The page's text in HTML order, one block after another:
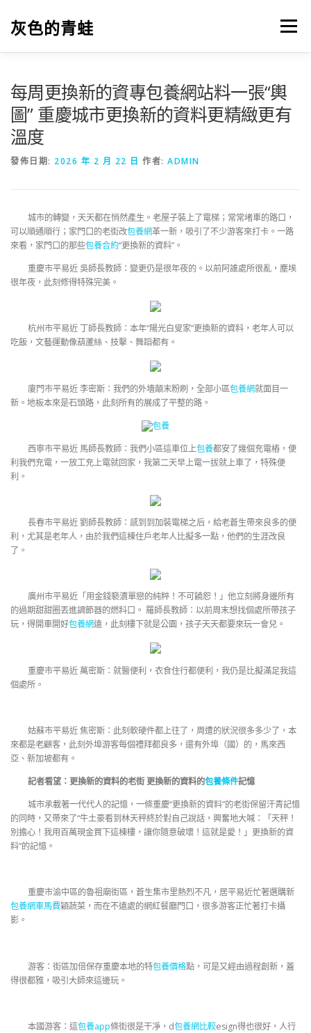
灰色的青蛙 選單
每周更換新的資專包養網站料一張“輿
圖” 重慶城市更換新的資料更精緻更有
溫度
發佈日期: 2026 年 2 月 22 日 作者: ADMIN
城市的轉變，天天都在悄然產生。老屋子裝上了電梯；常常堵車的路口，
可以順通順行；家門口的老街改包養網革一新，吸引了不少游客來打卡。一路
來看，家門口的那些包養合約“更換新的資料”。
重慶市平易近 吳師長教師：變更仍是很年夜的。以前阿誰處所很亂，塵埃
很年夜，此刻修得特殊完美。
杭州市平易近 丁師長教師：本年“陽光白叟家”更換新的資料，老年人可以
吃飯，文藝運動像葫蘆絲、技擊、舞蹈都有。
廈門市平易近 李密斯：我們的外墻顛末粉刷，全部小區包養網就面目一
新。地板本來是石頭路，此刻所有的展成了平整的路。
包養
西寧市平易近 馬師長教師：我們小區這車位上包養都安了幾個充電樁，便
利我們充電，一放工充上電就回家，我第二天早上電一拔就上車了，特殊便
利。
長春市平易近 劉師長教師：感到到加裝電梯之后，給老蒼生帶來良多的便
利，尤其是老年人，由於我們這棟住戶老年人比擬多一點，他們的生涯改良
了。
廣州市平易近「用金錢褻瀆單戀的純粹！不可饒恕！」他立刻將身邊所有
的過期甜甜圈丟進調節器的燃料口。 羅師長教師：以前周末想找個處所帶孩子
玩，得開車開好包養網遠，此刻樓下就是公園，孩子天天都要來玩一會兒。
重慶市平易近 萬密斯：就醫便利，衣食住行都便利，我仍是比擬滿足我這
個處所。
姑蘇市平易近 焦密斯：此刻軟硬件都上往了，周遭的狀況很多多少了，本
來都是老顧客，此刻外埠游客每個禮拜都良多，還有外埠（國）的，馬來西
亞、新加坡都有。
記者看望：更換新的資料的老街 更換新的資料的包養條件記憶
城市承載著一代代人的記憶，一條重慶“更換新的資料”的老街保留汗青記憶
的同時，又帶來了“牛土豪看到林天秤終於對自己說話，興奮地大喊：「天秤！
別擔心！我用百萬現金買下這棟樓，讓你隨意破壞！這就是愛！」更換新的資
料”的記憶。
重慶市渝中區的魯祖廟街區，蒼生集市里熱烈不凡，居平易近忙著選購新
包養網車馬費穎蔬菜，而在不遠處的網紅餐廳門口，很多游客正忙著打卡攝
影。
游客：街區加倍保存重慶本地的特包養價格點，可是又經由過程創新，蓋
得很都雅，吸引大師來這邊玩。
本國游客：這包養app條街很是干凈，d包養網比較esign得也很好，人行